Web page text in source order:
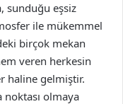
sunduğu eşsiz
ile mükemmel
birçok mekan
veren herkesin
haline gelmiştir.
noktası olmaya